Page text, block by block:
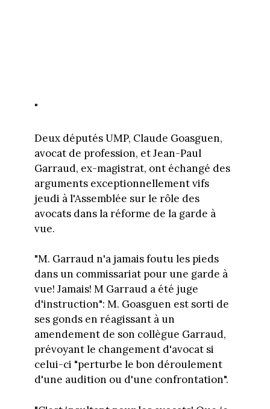
"
Deux députés UMP, Claude Goasguen,
avocat de profession, et Jean-Paul
Garraud, ex-magistrat, ont échangé des
arguments exceptionnellement vifs
jeudi à l'Assemblée sur le rôle des
avocats dans la réforme de la garde à
vue.
"M. Garraud n'a jamais foutu les pieds
dans un commissariat pour une garde à
vue! Jamais! M Garraud a été juge
d'instruction": M. Goasguen est sorti de
ses gonds en réagissant à un
amendement de son collègue Garraud,
prévoyant le changement d'avocat si
celui-ci "perturbe le bon déroulement
d'une audition ou d'une confrontation".